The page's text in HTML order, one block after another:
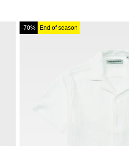
-70% End of season